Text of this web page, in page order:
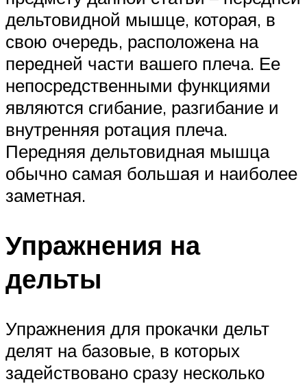
дельтовидной мышце, которая, в
свою очередь, расположена на
передней части вашего плеча. Ее
непосредственными функциями
являются сгибание, разгибание и
внутренняя ротация плеча.
Передняя дельтовидная мышца
обычно самая большая и наиболее
заметная.
Упражнения на
дельты
Упражнения для прокачки дельт
делят на базовые, в которых
задействовано сразу несколько